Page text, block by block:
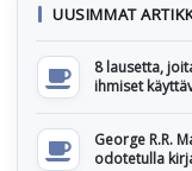
UUSIMMAT
8 lausetta,
ihmiset
George R.R.
odotetulla